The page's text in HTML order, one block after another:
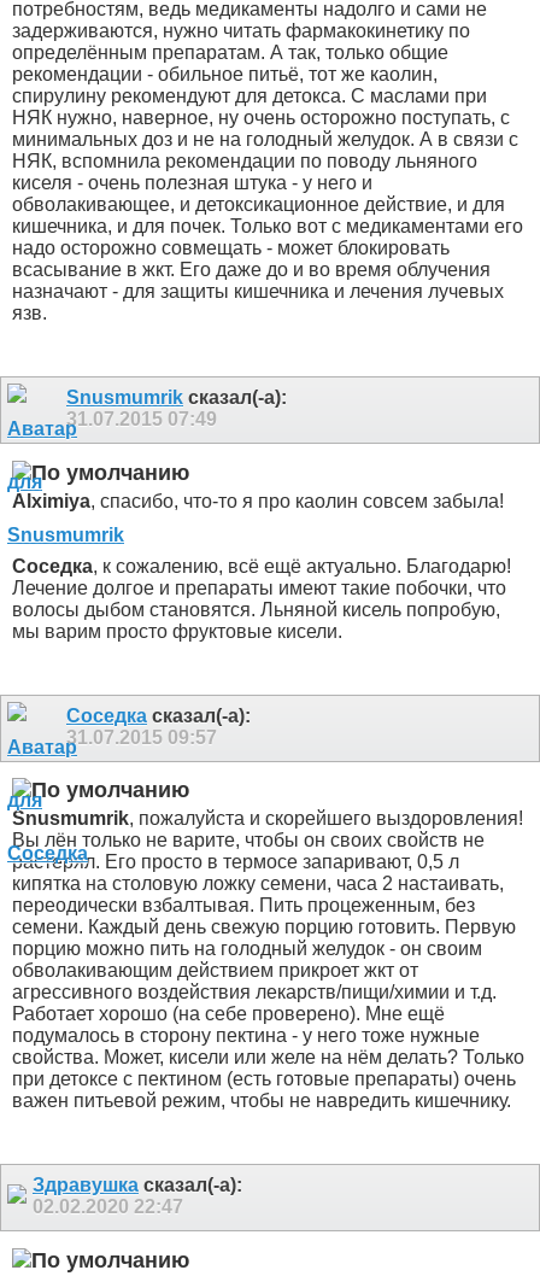
потребностям, ведь медикаменты надолго и сами не
задерживаются, нужно читать фармакокинетику по
определённым препаратам. А так, только общие
рекомендации - обильное питьё, тот же каолин,
спирулину рекомендуют для детокса. С маслами при
НЯК нужно, наверное, ну очень осторожно поступать, с
минимальных доз и не на голодный желудок. А в связи с
НЯК, вспомнила рекомендации по поводу льняного
киселя - очень полезная штука - у него и
обволакивающее, и детоксикационное действие, и для
кишечника, и для почек. Только вот с медикаментами его
надо осторожно совмещать - может блокировать
всасывание в жкт. Его даже до и во время облучения
назначают - для защиты кишечника и лечения лучевых
язв.
Snusmumrik сказал(-а):
31.07.2015 07:49
Alximiya, спасибо, что-то я про каолин совсем забыла!
Соседка, к сожалению, всё ещё актуально. Благодарю!
Лечение долгое и препараты имеют такие побочки, что
волосы дыбом становятся. Льняной кисель попробую,
мы варим просто фруктовые кисели.
Соседка сказал(-а):
31.07.2015 09:57
Snusmumrik, пожалуйста и скорейшего выздоровления!
Вы лён только не варите, чтобы он своих свойств не
растерял. Его просто в термосе запаривают, 0,5 л
кипятка на столовую ложку семени, часа 2 настаивать,
переодически взбалтывая. Пить процеженным, без
семени. Каждый день свежую порцию готовить. Первую
порцию можно пить на голодный желудок - он своим
обволакивающим действием прикроет жкт от
агрессивного воздействия лекарств/пищи/химии и т.д.
Работает хорошо (на себе проверено). Мне ещё
подумалось в сторону пектина - у него тоже нужные
свойства. Может, кисели или желе на нём делать? Только
при детоксе с пектином (есть готовые препараты) очень
важен питьевой режим, чтобы не навредить кишечнику.
Здравушка сказал(-а):
02.02.2020 22:47